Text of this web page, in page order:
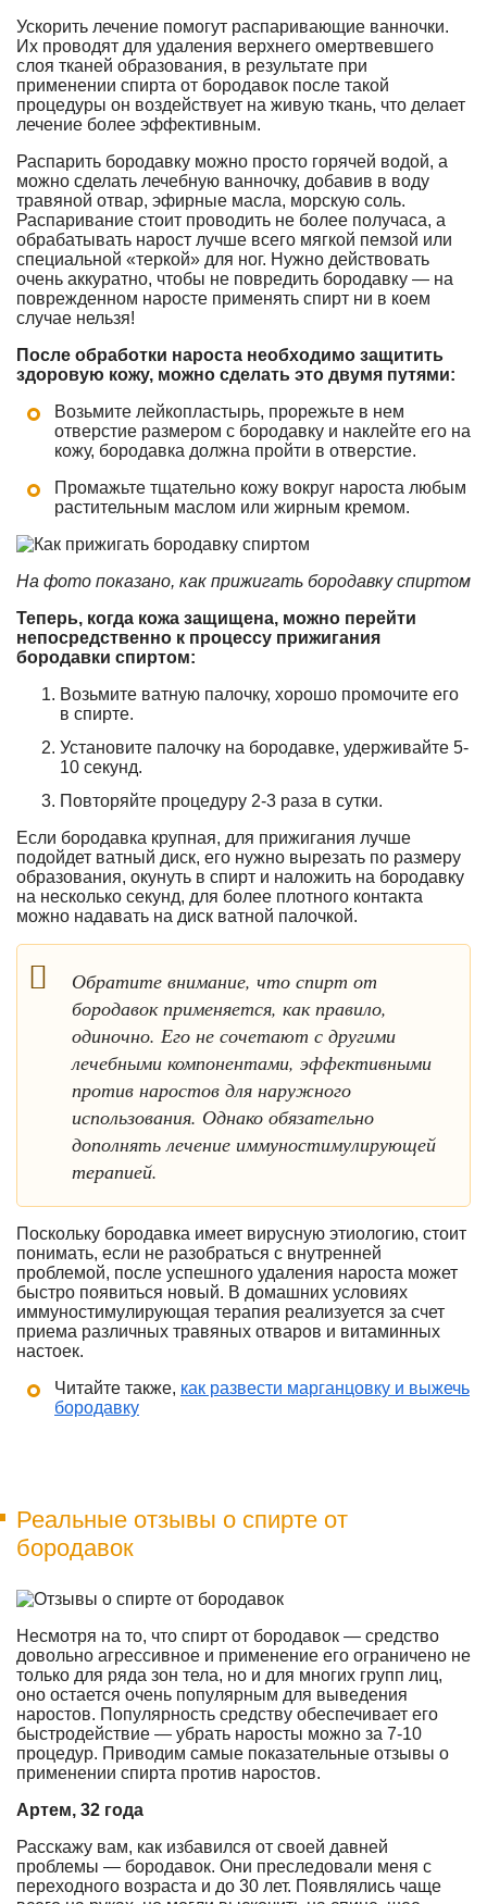
Ускорить лечение помогут распаривающие ванночки.
Их проводят для удаления верхнего омертвевшего
слоя тканей образования, в результате при
применении спирта от бородавок после такой
процедуры он воздействует на живую ткань, что делает
лечение более эффективным.
Распарить бородавку можно просто горячей водой, а
можно сделать лечебную ванночку, добавив в воду
травяной отвар, эфирные масла, морскую соль.
Распаривание стоит проводить не более получаса, а
обрабатывать нарост лучше всего мягкой пемзой или
специальной «теркой» для ног. Нужно действовать
очень аккуратно, чтобы не повредить бородавку — на
поврежденном наросте применять спирт ни в коем
случае нельзя!
После обработки нароста необходимо защитить
здоровую кожу, можно сделать это двумя путями:
Возьмите лейкопластырь, прорежьте в нем
отверстие размером с бородавку и наклейте его на
кожу, бородавка должна пройти в отверстие.
Промажьте тщательно кожу вокруг нароста любым
растительным маслом или жирным кремом.
На фото показано, как прижигать бородавку спиртом
Теперь, когда кожа защищена, можно перейти
непосредственно к процессу прижигания
бородавки спиртом:
Возьмите ватную палочку, хорошо промочите его
в спирте.
Установите палочку на бородавке, удерживайте 5-
10 секунд.
Повторяйте процедуру 2-3 раза в сутки.
Если бородавка крупная, для прижигания лучше
подойдет ватный диск, его нужно вырезать по размеру
образования, окунуть в спирт и наложить на бородавку
на несколько секунд, для более плотного контакта
можно надавать на диск ватной палочкой.
Обратите внимание, что спирт от
бородавок применяется, как правило,
одиночно. Его не сочетают с другими
лечебными компонентами, эффективными
против наростов для наружного
использования. Однако обязательно
дополнять лечение иммуностимулирующей
терапией.
Поскольку бородавка имеет вирусную этиологию, стоит
понимать, если не разобраться с внутренней
проблемой, после успешного удаления нароста может
быстро появиться новый. В домашних условиях
иммуностимулирующая терапия реализуется за счет
приема различных травяных отваров и витаминных
настоек.
Читайте также, как развести марганцовку и выжечь
бородавку
Реальные отзывы о спирте от
бородавок
Несмотря на то, что спирт от бородавок — средство
довольно агрессивное и применение его ограничено не
только для ряда зон тела, но и для многих групп лиц,
оно остается очень популярным для выведения
наростов. Популярность средству обеспечивает его
быстродействие — убрать наросты можно за 7-10
процедур. Приводим самые показательные отзывы о
применении спирта против наростов.
Артем, 32 года
Расскажу вам, как избавился от своей давней
проблемы — бородавок. Они преследовали меня с
переходного возраста и до 30 лет. Появлялись чаще